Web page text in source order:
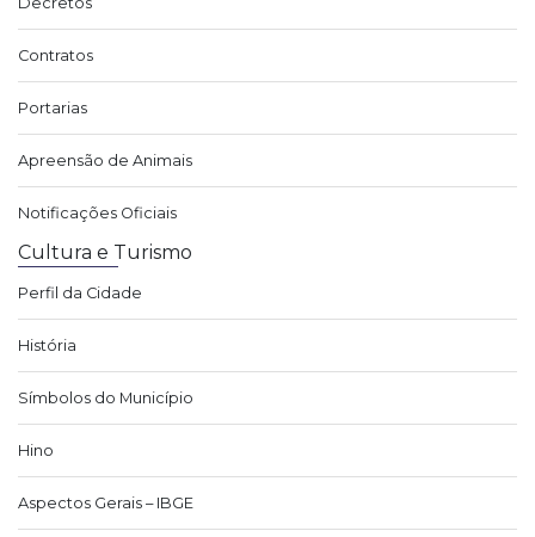
Contratos
Portarias
Apreensão de Animais
Notificações Oficiais
Cultura e Turismo
Perfil da Cidade
História
Símbolos do Município
Hino
Aspectos Gerais – IBGE